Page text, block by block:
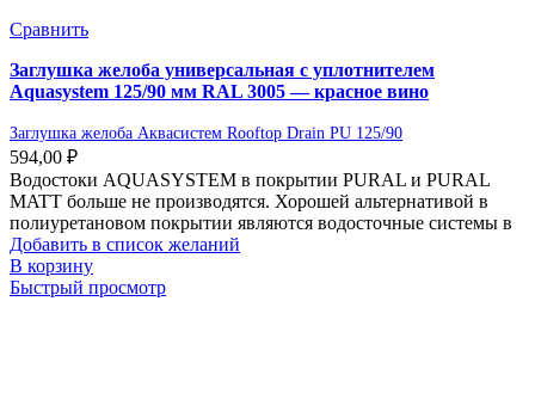
Сравнить
Заглушка желоба универсальная с уплотнителем
Aquasystem 125/90 мм RAL 3005 — красное вино
Заглушка желоба Аквасистем Rooftop Drain PU 125/90
594,00 ₽
Водостоки AQUASYSTEM в покрытии PURAL и PURAL
MATT больше не производятся. Хорошей альтернативой в
полиуретановом покрытии являются водосточные системы в
Добавить в список желаний
В корзину
Быстрый просмотр